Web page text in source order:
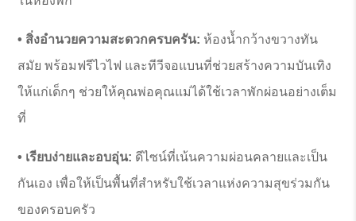
• สิ่งอำนวยความสะดวกครบครัน: ห้องน้ำกว้างขวางทัน
สมัย พร้อมฟรีไวไฟ และทีวีจอแบนที่ช่วยสร้างความบันเทิง
ให้แก่เด็กๆ ช่วยให้คุณพ่อคุณแม่ได้ใช้เวลาพักผ่อนอย่างเต็ม
ที่
• เรียบง่ายและอบอุ่น: ดีไซน์ที่เน้นความผ่อนคลายและเป็น
กันเอง เพื่อให้เป็นพื้นที่สำหรับใช้เวลาแห่งความสุขร่วมกัน
ของครอบครัว